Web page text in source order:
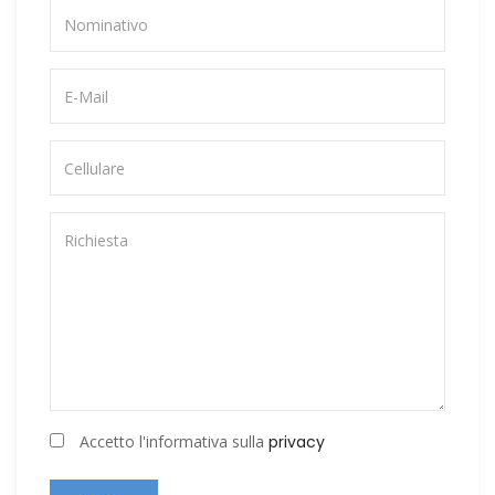
Accetto l'informativa sulla privacy